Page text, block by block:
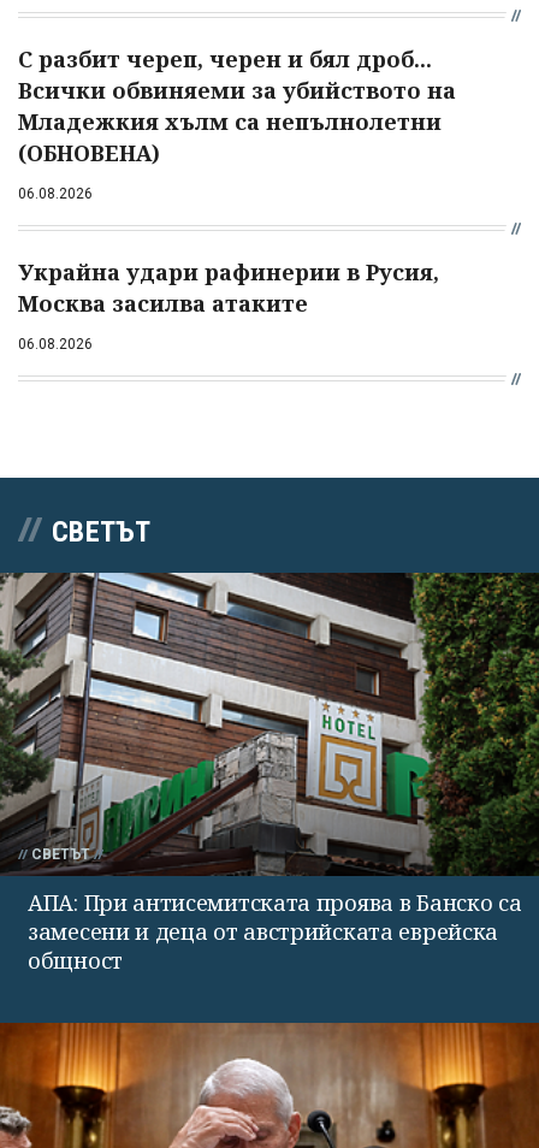
С разбит череп, черен и бял дроб...
Всички обвиняеми за убийството на
Младежкия хълм са непълнолетни
(ОБНОВЕНА)
06.08.2026
Украйна удари рафинерии в Русия,
Москва засилва атаките
06.08.2026
СВЕТЪТ
СВЕТЪТ
АПА: При антисемитската проява в Банско са
замесени и деца от австрийската еврейска
общност